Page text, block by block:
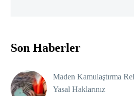
Son Haberler
Maden Kamulaştırma
Yasal Haklarınız